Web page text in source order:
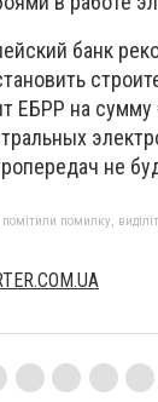
банк
ЕБРР на сумму
не
помилку,